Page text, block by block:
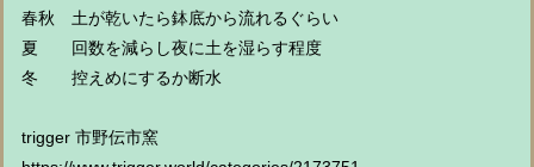
春秋 土が乾いたら鉢底から流れるぐらい
夏 回数を減らし夜に土を湿らす程度
冬 控えめにするか断水
trigger 市野伝市窯